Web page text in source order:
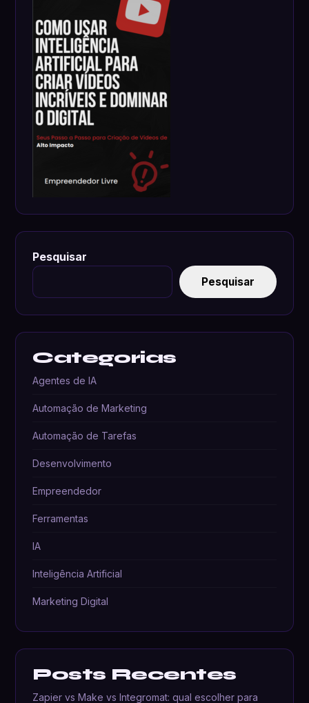
Pesquisar
Pesquisar
Categorias
Agentes de IA
Automação de Marketing
Automação de Tarefas
Desenvolvimento
Empreendedor
Ferramentas
IA
Inteligência Artificial
Marketing Digital
Posts Recentes
Zapier vs Make vs Integromat: qual escolher para